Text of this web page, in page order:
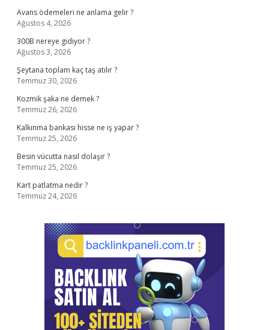
Avans ödemeleri ne anlama gelir ?
Ağustos 4, 2026
300B nereye gidiyor ?
Ağustos 3, 2026
Şeytana toplam kaç taş atılır ?
Temmuz 30, 2026
Kozmik şaka ne demek ?
Temmuz 26, 2026
Kalkınma bankası hisse ne iş yapar ?
Temmuz 25, 2026
Besin vücutta nasıl dolaşır ?
Temmuz 25, 2026
Kart patlatma nedir ?
Temmuz 24, 2026